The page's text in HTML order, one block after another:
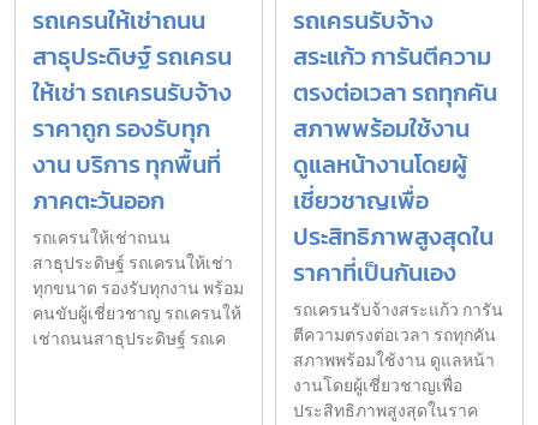
รถเครนให้เช่าถนน
สาธุประดิษฐ์ รถเครน
ให้เช่า รถเครนรับจ้าง
ราคาถูก รองรับทุก
งาน บริการ ทุกพื้นที่
ภาคตะวันออก
รถเครนให้เช่าถนน
สาธุประดิษฐ์ รถเครนให้เช่า
ทุกขนาด รองรับทุกงาน พร้อม
คนขับผู้เชี่ยวชาญ รถเครนให้
เช่าถนนสาธุประดิษฐ์ รถเค
รถเครนรับจ้าง
สระแก้ว การันตีความ
ตรงต่อเวลา รถทุกคัน
สภาพพร้อมใช้งาน
ดูแลหน้างานโดยผู้
เชี่ยวชาญเพื่อ
ประสิทธิภาพสูงสุดใน
ราคาที่เป็นกันเอง
รถเครนรับจ้างสระแก้ว การัน
ตีความตรงต่อเวลา รถทุกคัน
สภาพพร้อมใช้งาน ดูแลหน้า
งานโดยผู้เชี่ยวชาญเพื่อ
ประสิทธิภาพสูงสุดในราค